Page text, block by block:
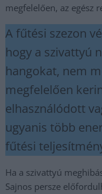
megfelelően, az egész
A fűtési szezon
hogy a szivattyú
hangokat, nem
megfelelően
elhasználódott
ugyanis több
fűtési
Ha a szivattyú
Sajnos persze